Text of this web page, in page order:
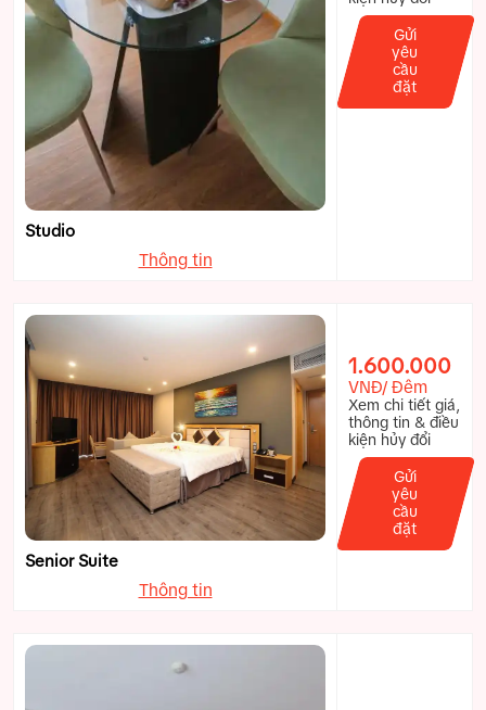
Studio
Thông tin
Gửi
yêu
cầu
đặt
Senior Suite
Thông tin
1.600.000
VNĐ/ Đêm
Xem chi tiết giá,
thông tin & điều
kiện hủy đổi
Gửi
yêu
cầu
đặt